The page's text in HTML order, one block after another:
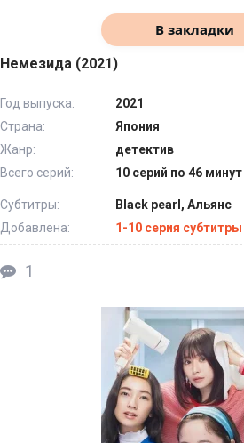
В закладки
Немезида (2021)
Год выпуска:
2021
Страна:
Япония
Жанр:
детектив
Всего серий:
10 серий по 46 минут
Субтитры:
Black pearl, Альянс
Добавлена:
1-10 серия субтитры
1